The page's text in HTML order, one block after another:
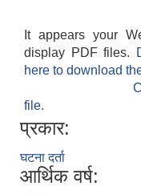
It appears your
display PDF files.
here to download
file.
प्रकार:
घटना दर्ता
आर्थिक वर्ष: